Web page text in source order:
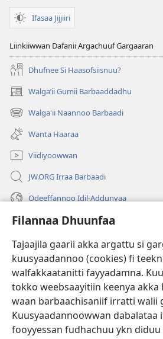
Filannaa Dhuunfaa
Tajaajila gaarii akka argattu si
kuusyaadannoo (cookies) fi
walfakkaatanitti fayyadamna.
tokko weebsaayitiin keenya
waan barbaachisaniif irratti walii
Kuusyaadannoowwan dabalataa
fooyyessan fudhachuu ykn diduu
Ifasaa Jijjiiri
Liinkiiwwan Dafanii Argachuuf Gargaaran
Dhufnee Si Haasofsiisnuu?
Walgaʼii Gumii Barbaaddadhu
(opens
new
window)
Walga'ii Naannoo Barbaadi
(opens
new
window)
Wanta Haaraa
Viidiyoowwan
JW.ORG Irraa Barbaadi
Odeeffannoo Idil-Addunyaa
Gargaarsa
Buusii
(opens
new
window)"LAAYIBRARII INTARNEETIIRRAA"
(opens
new
window)
®
(opens
new
window)Appilikeeshinii JW Library